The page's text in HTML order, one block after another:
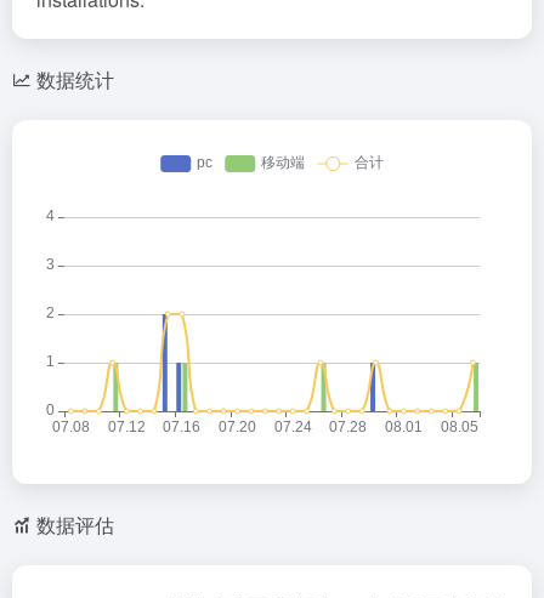
数据统计
数据评估